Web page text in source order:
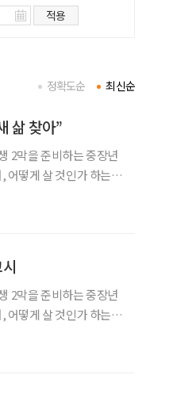
적용
최신순
정확도순
삶 찾아”
2막을 준비하는 중장년
어떻게 살 것인가 하는
2막을 준비하는 중장년
어떻게 살 것인가 하는